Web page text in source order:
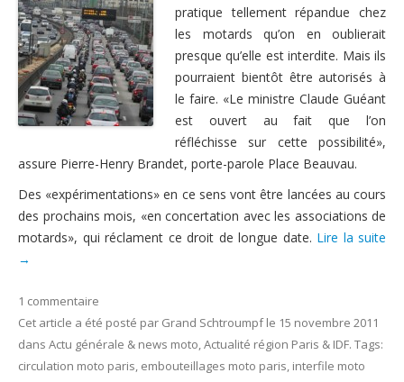
Nous contacter
pratique tellement répandue chez
les motards qu’on en oublierait
presque qu’elle est interdite. Mais ils
pourraient bientôt être autorisés à
le faire. «Le ministre Claude Guéant
est ouvert au fait que l’on
réfléchisse sur cette possibilité»,
assure Pierre-Henry Brandet, porte-parole Place Beauvau.
Des «expérimentations» en ce sens vont être lancées au cours
des prochains mois, «en concertation avec les associations de
motards», qui réclament ce droit de longue date. Lire la suite
→
1 commentaire
Cet article a été posté par Grand Schtroumpfle 15 novembre 2011
dans Actu générale & news moto,Actualité région Paris & IDF. Tags:
circulation moto paris, embouteillages moto paris, interfile moto